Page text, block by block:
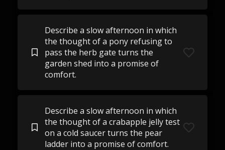
Describe a slow afternoon in which
the thought of a pony refusing to
pass the herb gate turns the
garden shed into a promise of
comfort.
Describe a slow afternoon in which
the thought of a crabapple jelly test
on a cold saucer turns the pear
ladder into a promise of comfort.